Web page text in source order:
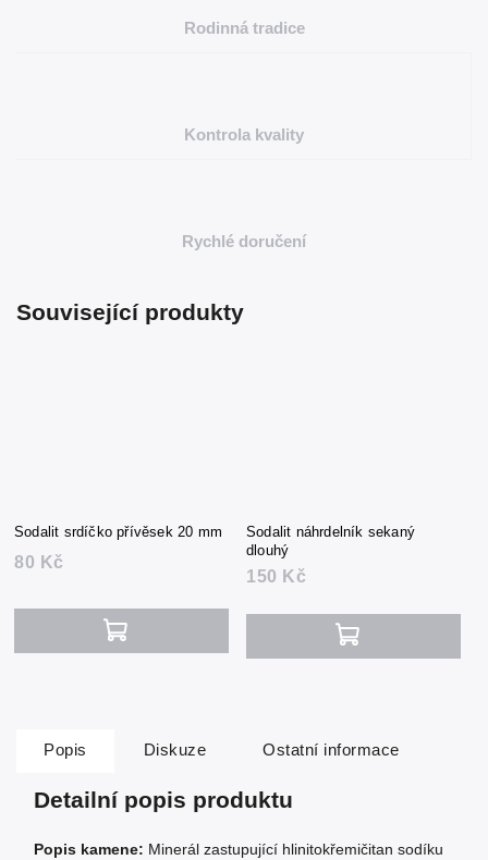
Rodinná tradice
Kontrola kvality
Rychlé doručení
Související produkty
Sodalit srdíčko přívěsek 20 mm
80 Kč
Sodalit náhrdelník sekaný
dlouhý
150 Kč
Popis Diskuze Ostatní informace
Detailní popis produktu
Popis kamene: Minerál zastupující hlinitokřemičitan sodíku